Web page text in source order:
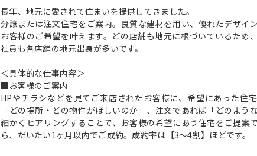
長年、地元に愛されて住まいを提供してきました。
分譲または注文住宅をご案内。良質な建材を用い、優れたデザイ
お客様のご希望を叶えます。どの店舗も地元に根づいているため
社員も各店舗の地元出身が多いです。
＜具体的な仕事内容＞
■お客様のご案内
HPやチラシなどを見てご来店されたお客様に、希望にあった住
「どの場所・どの物件がほしいのか」、注文であれば「どのよう
細かくヒアリングすることで、お客様の希望にあう住宅をご提案
ら、だいたい1ヶ月以内でご成約。成約率は【3～4割】ほどです。